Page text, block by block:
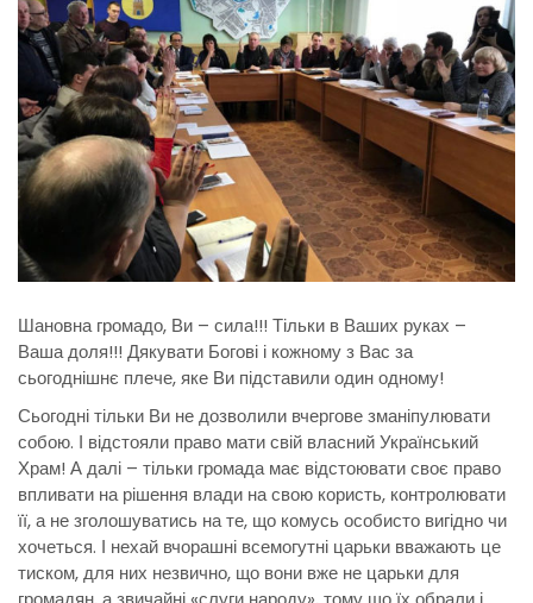
Шановна громадо, Ви – сила!!! Тільки в Ваших руках –
Ваша доля!!! Дякувати Богові і кожному з Вас за
сьогоднішнє плече, яке Ви підставили один одному!
Сьогодні тільки Ви не дозволили вчергове зманіпулювати
собою. І відстояли право мати свій власний Український
Храм! А далі – тільки громада має відстоювати своє право
впливати на рішення влади на свою користь, контролювати
її, а не зголошуватись на те, що комусь особисто вигідно чи
хочеться. І нехай вчорашні всемогутні царьки вважають це
тиском, для них незвично, що вони вже не царьки для